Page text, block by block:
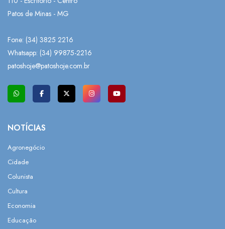
Patos de Minas - MG
Fone: (34) 3825 2216
Whatsapp: (34) 99875-2216
patoshoje@patoshoje.com.br
NOTÍCIAS
Agronegócio
Cidade
Colunista
Cultura
Economia
Educação